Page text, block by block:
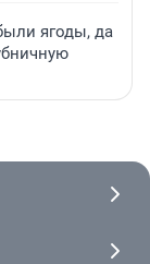
ягоды, да